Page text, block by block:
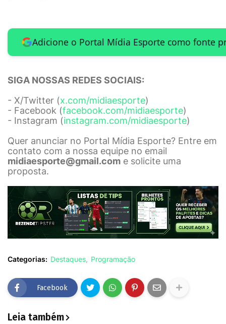
Adicione o Portal Mídia Esporte como fonte
SIGA NOSSAS REDES SOCIAIS:
- X/Twitter (x.com/midiaesporte)
- Facebook (facebook.com/midiaesporte)
- Instagram (instagram.com/midiaesporte)
Quer anunciar no Portal Mídia Esporte? Entre em
contato com a nossa equipe no email
midiaesporte@gmail.com e solicite uma
proposta.
Categorias: Destaques Programação
Facebook
Leia também